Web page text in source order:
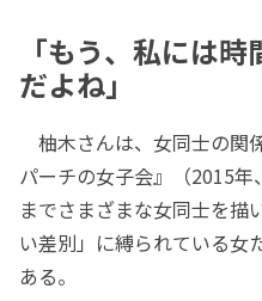
「もう、私には
だよね」
柚木さんは、女同士の関
パーチの女子会』（2015
までさまざまな女同士を描
い差別」に縛られている女
ある。